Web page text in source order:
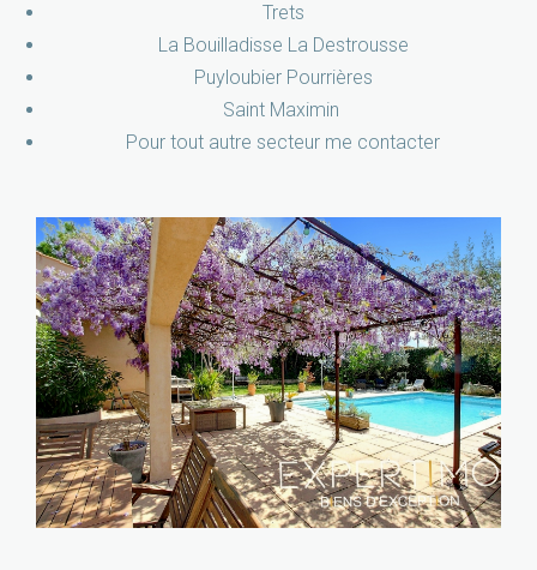
Trets
La Bouilladisse La Destrousse
Puyloubier Pourrières
Saint Maximin
Pour tout autre secteur me contacter